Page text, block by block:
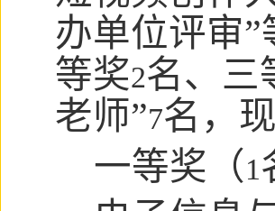
办单位评审
等奖2名、三
老师”7名，
一等奖（ 1